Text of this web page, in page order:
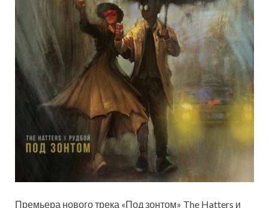
Премьера нового трека «Под зонтом» The Hatters и